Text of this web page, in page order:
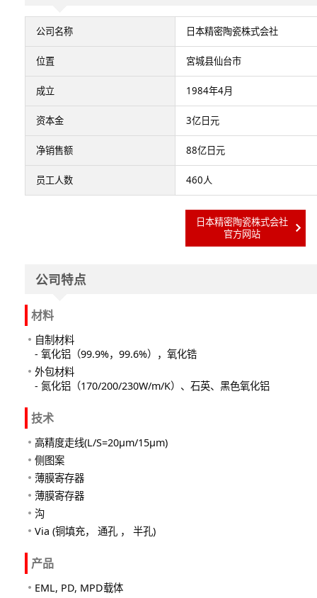
公司名称 日本精密陶瓷株式会社
位置 宮城县仙台市
成立 1984年4月
资本金 3亿日元
净销售额 88亿日元
员工人数 460人
日本精密陶瓷株式会社
官方网站
公司特点
材料
自制材料
- 氧化铝（99.9%，99.6%），氧化锆
外包材料
- 氮化铝（170/200/230W/m/K）、石英、黑色氧化铝
技术
高精度走线(L/S=20µm/15µm)
侧图案
薄膜寄存器
薄膜寄存器
沟
Via (铜填充， 通孔 ， 半孔)
产品
EML, PD, MPD载体